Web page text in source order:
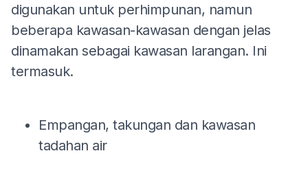
digunakan untuk perhimpunan, namun
beberapa kawasan-kawasan dengan jelas
dinamakan sebagai kawasan larangan. Ini
termasuk.
Empangan, takungan dan kawasan
tadahan air